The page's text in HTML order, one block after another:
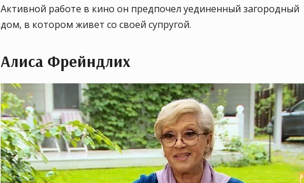
Активной работе в кино он предпочел уединенный загородный
дом, в котором живет со своей супругой.
Алиса Фрейндлих